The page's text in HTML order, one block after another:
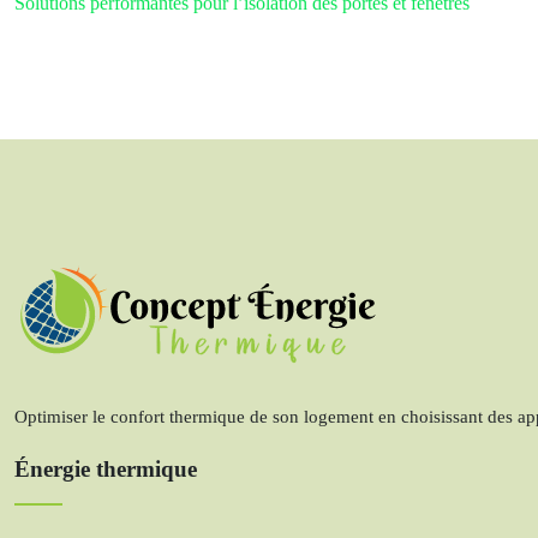
Optimiser le confort thermique de son logement en choisissant des
Énergie thermique